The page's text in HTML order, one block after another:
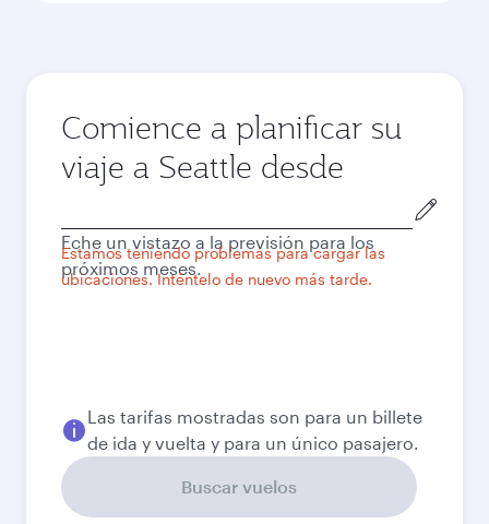
Comience a planificar su
viaje a Seattle desde
de
salida
Estamos teniendo problemas para cargar las
ubicaciones. Inténtelo de nuevo más tarde.
Eche un vistazo a la previsión para los
próximos meses.
Las tarifas mostradas son para un billete
de ida y vuelta y para un único pasajero.
Buscar vuelos